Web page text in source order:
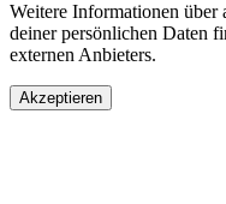
Weitere Informationen über
deiner persönlichen Daten
externen Anbieters.
Akzeptieren